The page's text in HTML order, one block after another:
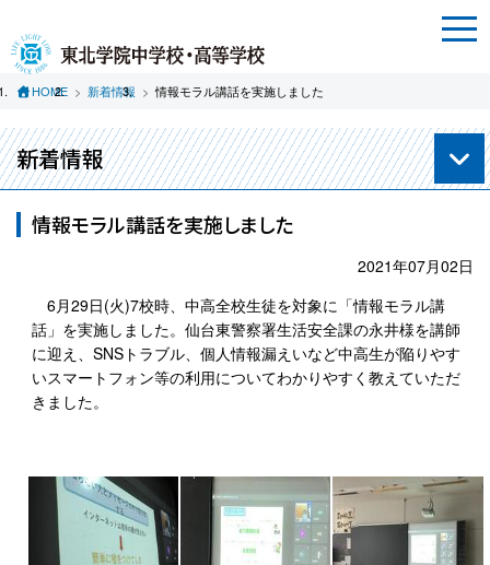
HOME 新着情報 情報モラル講話を実施しました
新着情報
情報モラル講話を実施しました
2021年07月02日
6月29日(火)7校時、中高全校生徒を対象に「情報モラル講
話」を実施しました。仙台東警察署生活安全課の永井様を講師
に迎え、SNSトラブル、個人情報漏えいなど中高生が陥りやす
いスマートフォン等の利用についてわかりやすく教えていただ
きました。